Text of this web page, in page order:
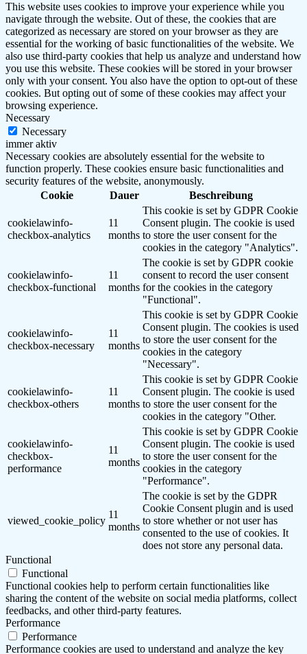
This website uses cookies to improve your experience while you
navigate through the website. Out of these, the cookies that are
categorized as necessary are stored on your browser as they are
essential for the working of basic functionalities of the website. We
also use third-party cookies that help us analyze and understand how
you use this website. These cookies will be stored in your browser
only with your consent. You also have the option to opt-out of these
cookies. But opting out of some of these cookies may affect your
browsing experience.
Necessary
Necessary
immer aktiv
Necessary cookies are absolutely essential for the website to
function properly. These cookies ensure basic functionalities and
security features of the website, anonymously.
Cookie
Dauer Beschreibung
cookielawinfo-
checkbox-analytics
11
months
This cookie is set by GDPR Cookie
Consent plugin. The cookie is used
to store the user consent for the
cookies in the category "Analytics".
cookielawinfo-
checkbox-functional
11
months
The cookie is set by GDPR cookie
consent to record the user consent
for the cookies in the category
"Functional".
cookielawinfo-
checkbox-necessary
11
months
This cookie is set by GDPR Cookie
Consent plugin. The cookies is used
to store the user consent for the
cookies in the category
"Necessary".
cookielawinfo-
checkbox-others
11
months
This cookie is set by GDPR Cookie
Consent plugin. The cookie is used
to store the user consent for the
cookies in the category "Other.
cookielawinfo-
checkbox-
performance
11
months
This cookie is set by GDPR Cookie
Consent plugin. The cookie is used
to store the user consent for the
cookies in the category
"Performance".
viewed_cookie_policy
11
months
The cookie is set by the GDPR
Cookie Consent plugin and is used
to store whether or not user has
consented to the use of cookies. It
does not store any personal data.
Functional
Functional
Functional cookies help to perform certain functionalities like
sharing the content of the website on social media platforms, collect
feedbacks, and other third-party features.
Performance
Performance
Performance cookies are used to understand and analyze the key